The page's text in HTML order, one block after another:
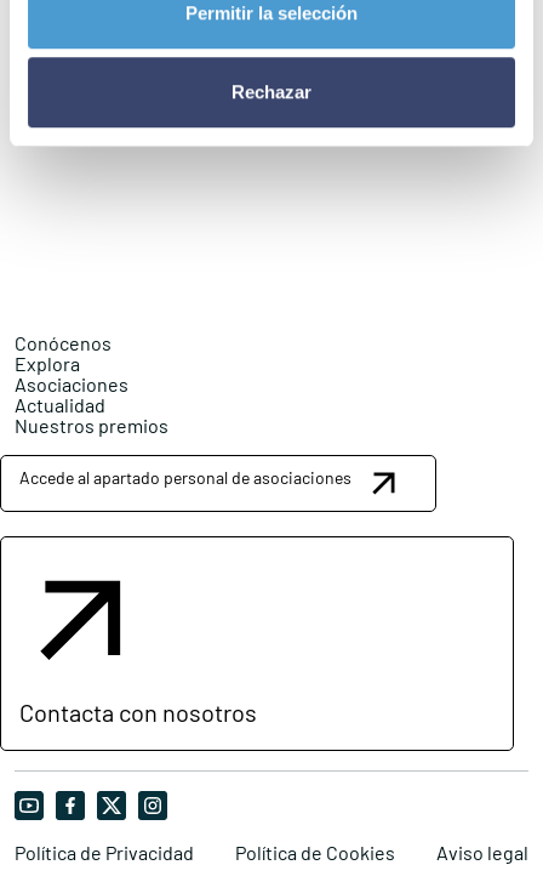
Permitir la selección
Rechazar
Conócenos
Explora
Asociaciones
Actualidad
Nuestros premios
Accede al apartado personal de asociaciones
Contacta con nosotros
Política de Privacidad Política de Cookies Aviso legal